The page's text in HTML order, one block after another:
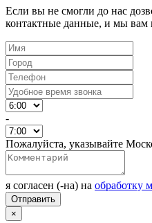
Если вы не смогли до нас
контактные данные, и мы вам
-
Пожалуйста, указывайте
я согласен (-на) на обработку
×